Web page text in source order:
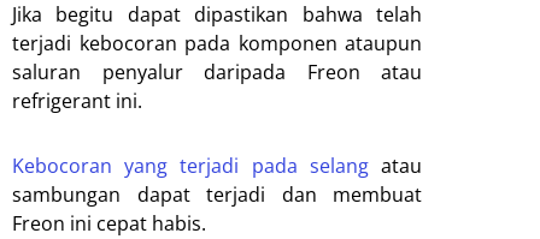
Jika begitu dapat dipastikan bahwa telah
terjadi kebocoran pada komponen ataupun
saluran penyalur daripada Freon atau
refrigerant ini.
Kebocoran yang terjadi pada selangatau
sambungan dapat terjadi dan membuat
Freon ini cepat habis.